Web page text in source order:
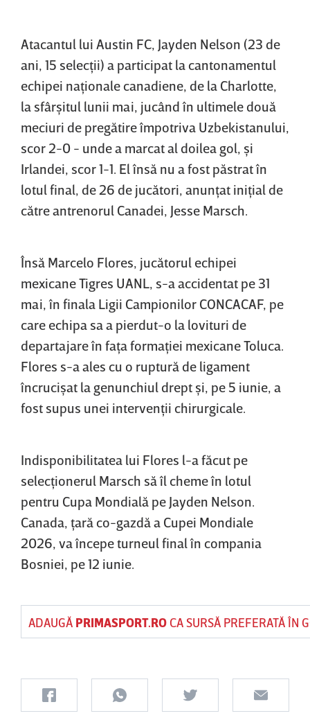
Atacantul lui Austin FC, Jayden Nelson (23 de
ani, 15 selecţii) a participat la cantonamentul
echipei naţionale canadiene, de la Charlotte,
la sfârşitul lunii mai, jucând în ultimele două
meciuri de pregătire împotriva Uzbekistanului,
scor 2-0 - unde a marcat al doilea gol, şi
Irlandei, scor 1-1. El însă nu a fost păstrat în
lotul final, de 26 de jucători, anunţat iniţial de
către antrenorul Canadei, Jesse Marsch.
Însă Marcelo Flores, jucătorul echipei
mexicane Tigres UANL, s-a accidentat pe 31
mai, în finala Ligii Campionilor CONCACAF, pe
care echipa sa a pierdut-o la lovituri de
departajare în faţa formaţiei mexicane Toluca.
Flores s-a ales cu o ruptură de ligament
încrucişat la genunchiul drept şi, pe 5 iunie, a
fost supus unei intervenţii chirurgicale.
Indisponibilitatea lui Flores l-a făcut pe
selecţionerul Marsch să îl cheme în lotul
pentru Cupa Mondială pe Jayden Nelson.
Canada, ţară co-gazdă a Cupei Mondiale
2026, va începe turneul final în compania
Bosniei, pe 12 iunie.
ADAUGĂ PRIMASPORT.ROCA SURSĂ PREFERATĂ ÎN